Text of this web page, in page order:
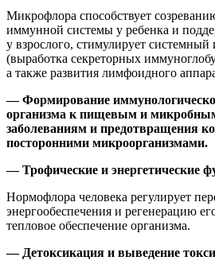
Микрофлора способствует
иммунной системы у ребенка и
у взрослого, стимулирует
(выработка секреторных
а также развития лимфоидного
— Формирование
организма к пищевым и
заболеваниям и предотвращения
посторонними микроорганизмами.
— Трофические и энергетические
Нормофлора человека регулирует
энергообеспечения и регенерацию
тепловое обеспечение организма.
— Детоксикация и выведение